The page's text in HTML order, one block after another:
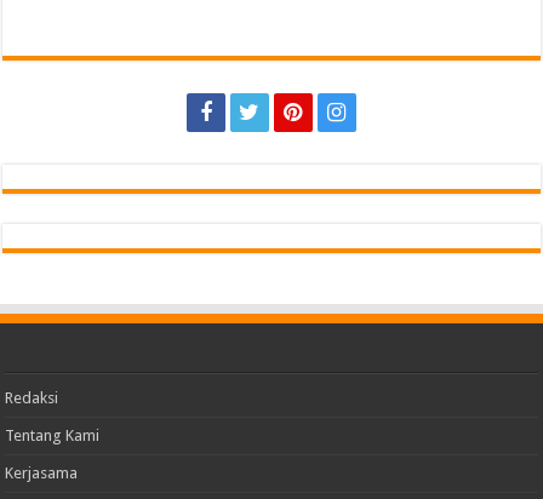
Redaksi
Tentang Kami
Kerjasama